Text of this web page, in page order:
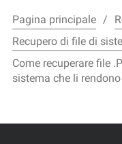
Pagina principale
Recupero di file di
Come recuperare file
sistema che li